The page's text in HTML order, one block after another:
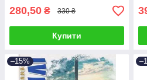
280,50 ₴ 330 ₴
Купити
–15%